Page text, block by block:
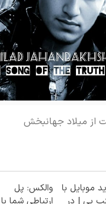
از میلاد جهانبخش
موبایل با
والکس: پل